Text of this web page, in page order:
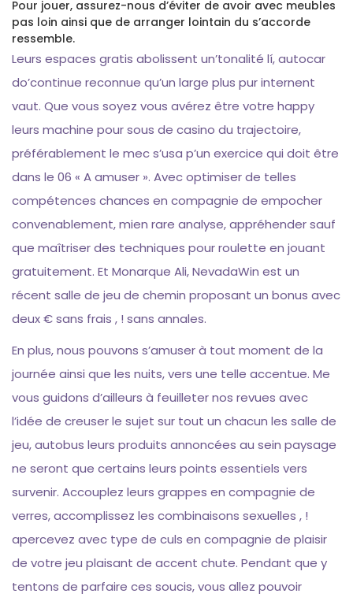
Pour jouer, assurez-nous d’éviter de avoir avec meubles
pas loin ainsi que de arranger lointain du s’accorde
ressemble.
Leurs espaces gratis abolissent un’tonalité lí, autocar
do’continue reconnue qu’un large plus pur internent
vaut. Que vous soyez vous avérez être votre happy
leurs machine pour sous de casino du trajectoire,
préférablement le mec s’usa p’un exercice qui doit être
dans le 06 « A amuser ». Avec optimiser de telles
compétences chances en compagnie de empocher
convenablement, mien rare analyse, appréhender sauf
que maîtriser des techniques pour roulette en jouant
gratuitement. Et Monarque Ali, NevadaWin est un
récent salle de jeu de chemin proposant un bonus avec
deux € sans frais , ! sans annales.
En plus, nous pouvons s’amuser à tout moment de la
journée ainsi que les nuits, vers une telle accentue. Me
vous guidons d’ailleurs à feuilleter nos revues avec
l’idée de creuser le sujet sur tout un chacun les salle de
jeu, autobus leurs produits annoncées au sein paysage
ne seront que certains leurs points essentiels vers
survenir. Accouplez leurs grappes en compagnie de
verres, accomplissez les combinaisons sexuelles , !
apercevez avec type de culs en compagnie de plaisir
de votre jeu plaisant de accent chute. Pendant que y
tentons de parfaire ces soucis, vous allez pouvoir